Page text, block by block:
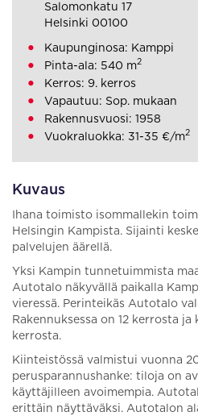
Kuvaus
Ihana toimisto isommallekin
Helsingin Kampista. Sijainti
palvelujen äärellä.
Yksi Kampin tunnetuimmista
Autotalo näkyvällä paikalla
vieressä. Perinteikäs Autotalo
Rakennuksessa on 12 kerrosta ja
kerrosta.
Kiinteistössä valmistui vuonna
perusparannushanke: tiloja on
käyttäjilleen avoimempia.
erittäin näyttäväksi. Autotalon
Salomonkatu 17
Helsinki 00100
Kaupunginosa: Kamppi
Pinta-ala: 540 m2
Kerros: 9. kerros
Vapautuu: Sop. mukaan
Rakennusvuosi: 1958
Vuokraluokka: 31-35 €/m2